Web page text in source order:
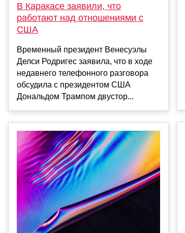
В Каракасе заявили, что
работают над отношениями с
США
Временный президент Венесуэлы
Делси Родригес заявила, что в ходе
недавнего телефонного разговора
обсудила с президентом США
Дональдом Трампом двустор...